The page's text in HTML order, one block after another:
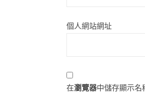
個人網站網址
在瀏覽器中儲存顯示名